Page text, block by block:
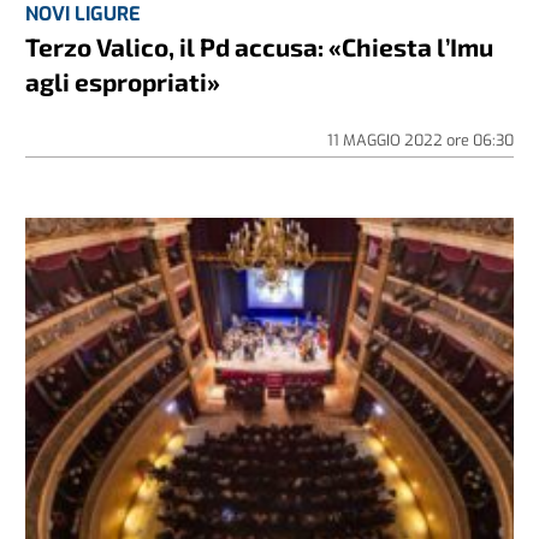
NOVI LIGURE
Terzo Valico, il Pd accusa: «Chiesta l’Imu
agli espropriati»
11 MAGGIO 2022 ore 06:30